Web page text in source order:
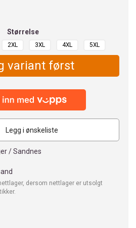
Størrelse
2XL 3XL 4XL 5XL
variant først
Legg i ønskeliste
/ Sandnes
dersom nettlager er utsolgt